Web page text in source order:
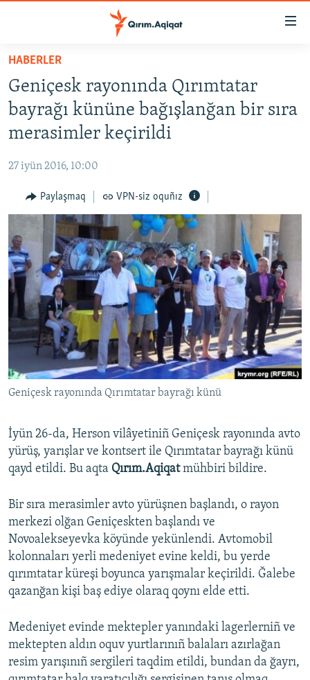
Esas
qaytmaq
Baş
navigatsiyağa
qaytmaq
Qıdıruvğa
qaytmaq
SİYASET
İQTİSADİYAT
MEDENİYET
İNSAN AQLARI
SÜRET
BLOGLAR
FİKİR
Русский
Українською
QOŞULIÑIZ!
RFE/RS bütün saytları
HABERLER
Geniçesk rayonında Qırımtatar
bayrağı kününe bağışlanğan bir sıra
merasimler keçirildi
27 iyün 2016, 10:00
Paylaşmaq VPN-siz oquñız
Geniçesk rayonında Qırımtatar bayrağı künü
İyün 26-da, Herson vilâyetiniñ Geniçesk rayonında avto
yürüş, yarışlar ve kontsert ile Qırımtatar bayrağı künü
qayd etildi. Bu aqta Qırım.Aqiqatmühbiri bildire.
Bir sıra merasimler avto yürüşnen başlandı, o rayon
merkezi olğan Geniçeskten başlandı ve
Novoalekseyevka köyünde yekünlendi. Avtomobil
kolonnaları yerli medeniyet evine keldi, bu yerde
qırımtatar küreşi boyunca yarışmalar keçirildi. Ğalebe
qazanğan kişi baş ediye olaraq qoynı elde etti.
Medeniyet evinde mektepler yanındaki lagerlerniñ ve
mektepten aldın oquv yurtlarınıñ balaları azırlağan
resim yarışınıñ sergileri taqdim etildi, bundan da ğayrı,